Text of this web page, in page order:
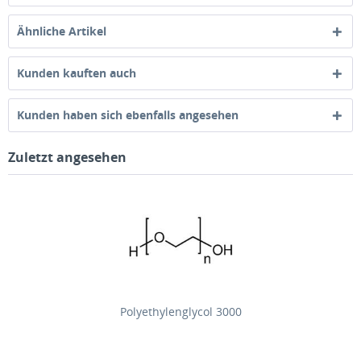
Ähnliche Artikel
Kunden kauften auch
Kunden haben sich ebenfalls angesehen
Zuletzt angesehen
Polyethylenglycol 3000